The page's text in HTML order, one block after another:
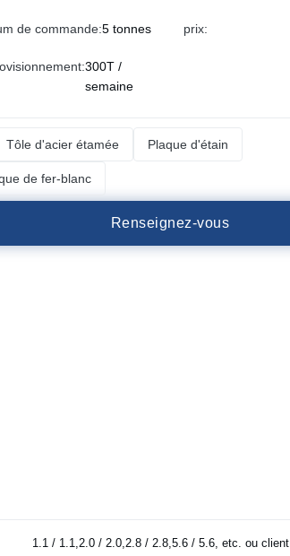
de commande:5 tonnes prix:
300T /
semaine
Tôle d'acier étamée Plaque d'étain
de fer-blanc
Renseignez-vous
1.1 / 1.1,2.0 / 2.0,2.8 / 2.8,5.6 / 5.6, etc. ou client